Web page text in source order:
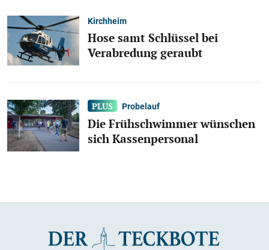
Kirchheim
Hose samt Schlüssel bei
Verabredung geraubt
Probelauf
Die Frühschwimmer wünschen
sich Kassenpersonal